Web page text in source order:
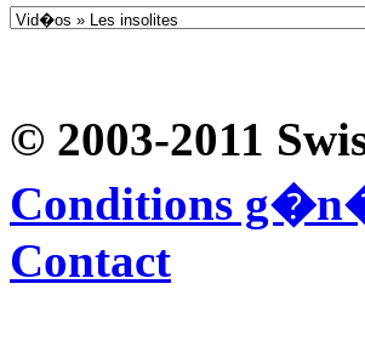
© 2003-2011
Conditions
Contact